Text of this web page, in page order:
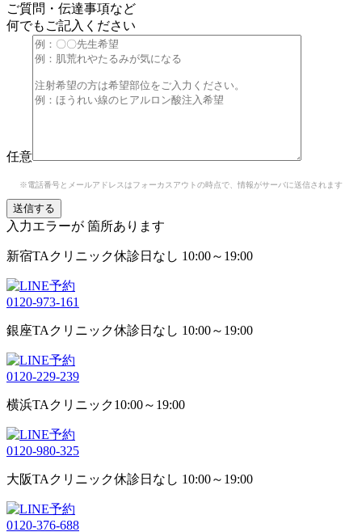
ご質問・伝達事項など
何でもご記入ください
任意
※電話番号とメールアドレスはフォーカスアウトの時点で、情報がサーバに送信されます
入力エラーが 箇所あります
新宿TAクリニック休診日なし 10:00～19:00
0120-973-161
銀座TAクリニック休診日なし 10:00～19:00
0120-229-239
横浜TAクリニック10:00～19:00
0120-980-325
大阪TAクリニック休診日なし 10:00～19:00
0120-376-688